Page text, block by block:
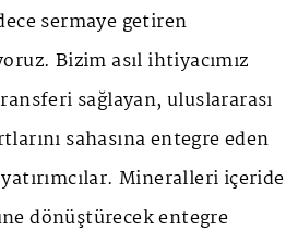
sermaye getiren
Bizim asıl ihtiyacımız
sağlayan, uluslararası
sahasına entegre eden
Mineralleri içeride
dönüştürecek entegre